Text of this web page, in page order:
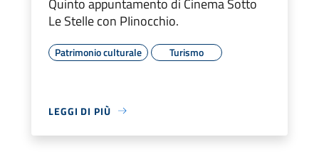
Le Stelle con PIinocchio.
Patrimonio culturale Turismo
LEGGI DI PIÙ